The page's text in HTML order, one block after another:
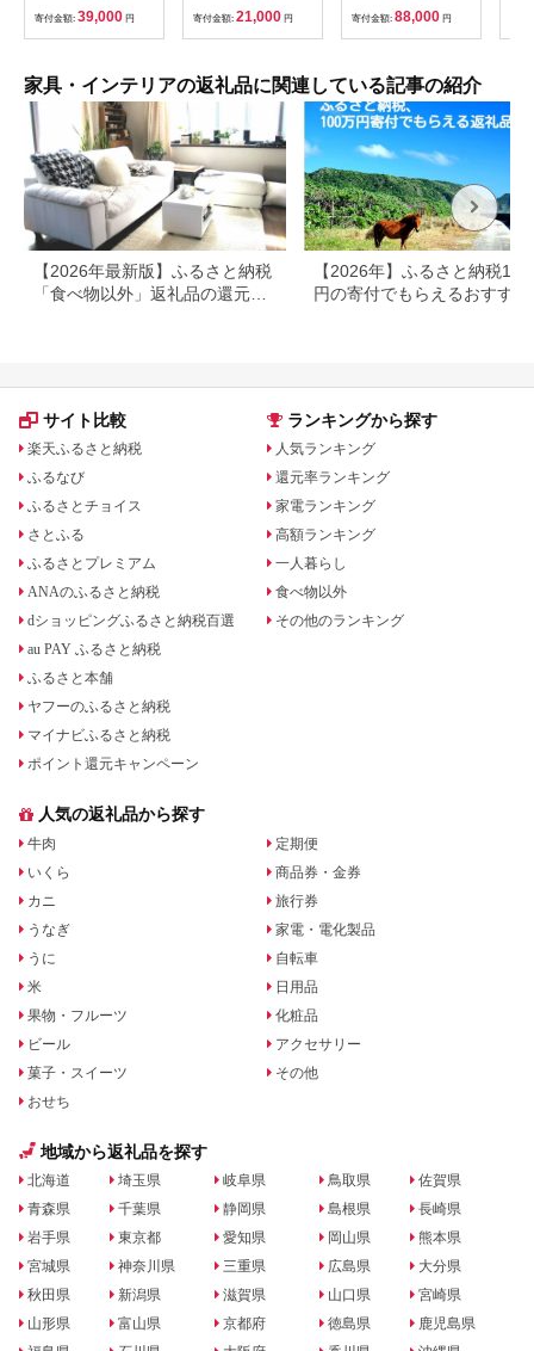
杉 スギ シンプル ティ
ッシュ ボックス リビ
ング ダイニング 飛騨
寄付金額: 39,000 円 寄付金額: 21,000 円
[M352-1GR]
寄付金額: 88,000 円
家具・インテリアの返礼品に関連している記事の紹介
【2026年最新版】ふるさと納税
「食べ物以外」返礼品の還元率
【2026年】ふるさと納税
円の寄付でもらえるおすすめ
サイト比較
楽天ふるさと納税
ふるなび
ふるさとチョイス
さとふる
ふるさとプレミアム
ANAのふるさと納税
dショッピングふるさと納税百選
au PAY ふるさと納税
ふるさと本舗
ヤフーのふるさと納税
マイナビふるさと納税
ポイント還元キャンペーン
ランキングから探す
人気ランキング
還元率ランキング
家電ランキング
高額ランキング
一人暮らし
食べ物以外
その他のランキング
人気の返礼品から探す
牛肉
いくら
カニ
うなぎ
うに
米
果物・フルーツ
ビール
菓子・スイーツ
おせち
定期便
商品券・金券
旅行券
家電・電化製品
自転車
日用品
化粧品
アクセサリー
その他
地域から返礼品を探す
北海道
青森県
岩手県
宮城県
秋田県
山形県
埼玉県
千葉県
東京都
神奈川県
新潟県
富山県
岐阜県
静岡県
愛知県
三重県
滋賀県
京都府
鳥取県
島根県
岡山県
広島県
山口県
徳島県
佐賀県
長崎県
熊本県
大分県
宮崎県
鹿児島県